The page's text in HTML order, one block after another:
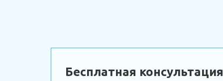
Бесплатная консультация